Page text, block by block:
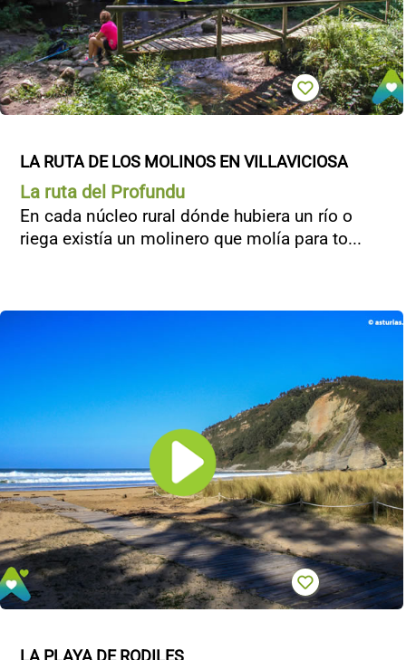
LA RUTA DE LOS MOLINOS EN VILLAVICIOSA
La ruta del Profundu
En cada núcleo rural dónde hubiera un río o
riega existía un molinero que molía para to...
LA PLAYA DE RODILES